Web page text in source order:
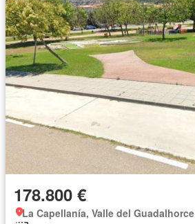
178.800 €
La Capellanía, Valle del Guadalhorce